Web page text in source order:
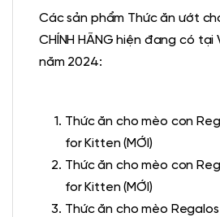
Các sản phẩm Thức ăn ướt
CHÍNH HÃNG hiện đang có
năm 2024:
Thức ăn cho mèo con
for Kitten (MỚI)
Thức ăn cho mèo con
for Kitten (MỚI)
Thức ăn cho mèo